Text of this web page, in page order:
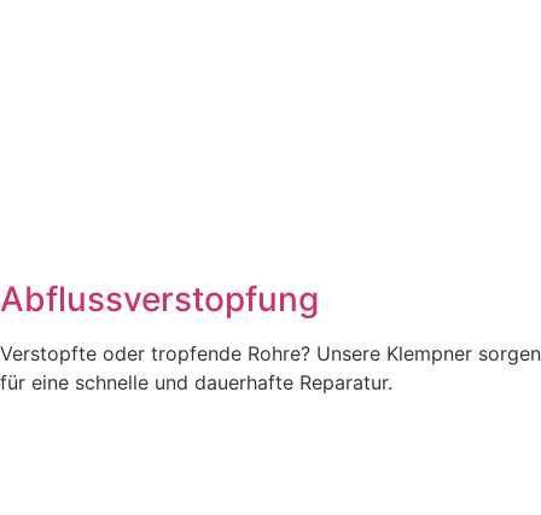
Abflussverstopfung
Verstopfte oder tropfende Rohre? Unsere Klempner sorgen
für eine schnelle und dauerhafte Reparatur.